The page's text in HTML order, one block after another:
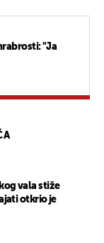
"Ja
vala stiže
otkrio je